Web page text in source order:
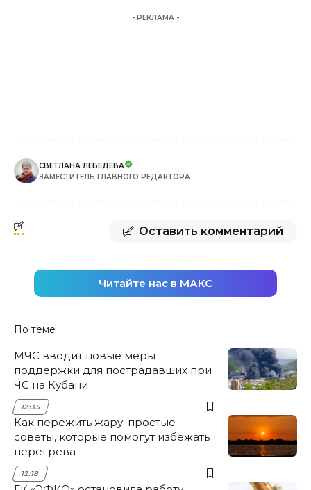
- РЕКЛАМА -
СВЕТЛАНА ЛЕБЕДЕВА
ЗАМЕСТИТЕЛЬ ГЛАВНОГО РЕДАКТОРА
Оставить комментарий
Читайте нас в МАКС
По теме
МЧС вводит новые меры
поддержки для пострадавших при
ЧС на Кубани
12:35
Как пережить жару: простые
советы, которые помогут избежать
перегрева
12:18